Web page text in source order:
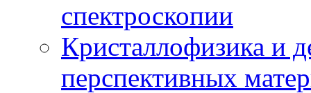
спектроскопии
Кристаллофизика и
перспективных